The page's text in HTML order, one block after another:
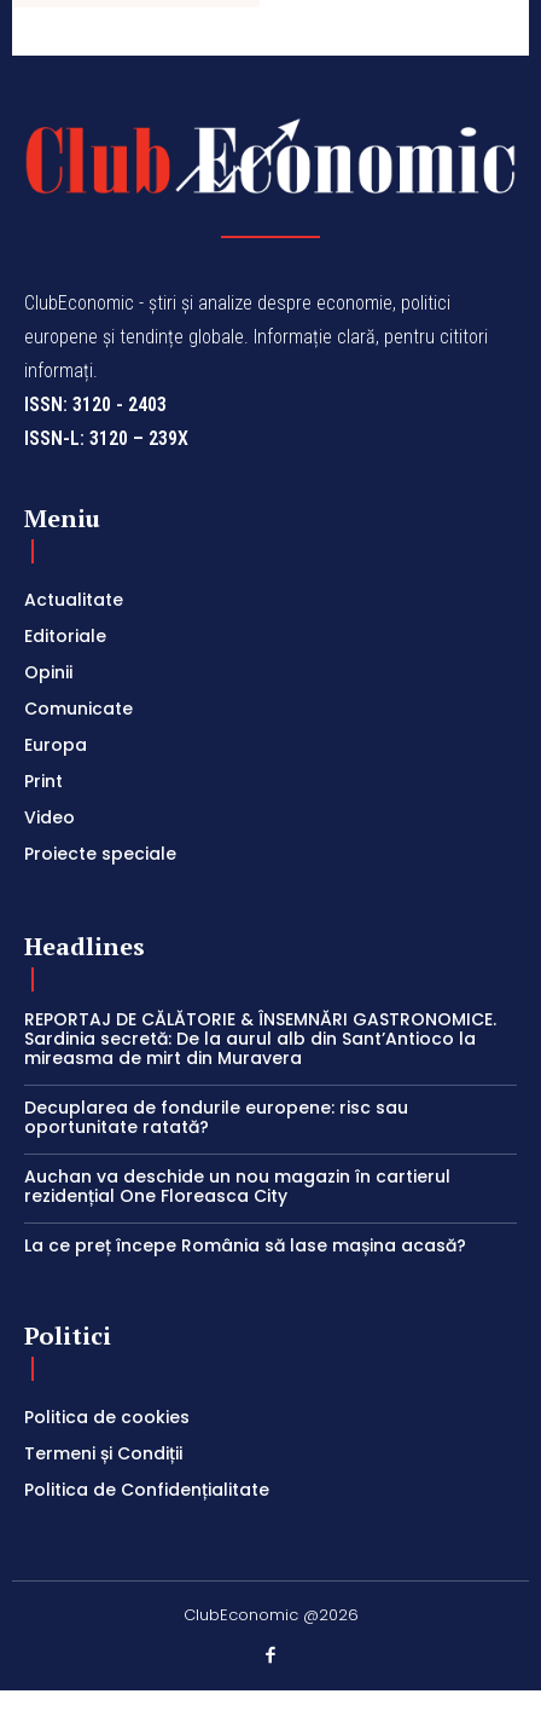
ClubEconomic - știri și analize despre economie, politici
europene și tendințe globale. Informație clară, pentru cititori
informați.
ISSN: 3120 - 2403
ISSN-L: 3120 – 239X
Meniu
Actualitate
Editoriale
Opinii
Comunicate
Europa
Print
Video
Proiecte speciale
Headlines
REPORTAJ DE CĂLĂTORIE & ÎNSEMNĂRI GASTRONOMICE.
Sardinia secretă: De la aurul alb din Sant’Antioco la
mireasma de mirt din Muravera
Decuplarea de fondurile europene: risc sau
oportunitate ratată?
Auchan va deschide un nou magazin în cartierul
rezidențial One Floreasca City
La ce preț începe România să lase mașina acasă?
Politici
Politica de cookies
Termeni și Condiții
Politica de Confidențialitate
ClubEconomic @2026